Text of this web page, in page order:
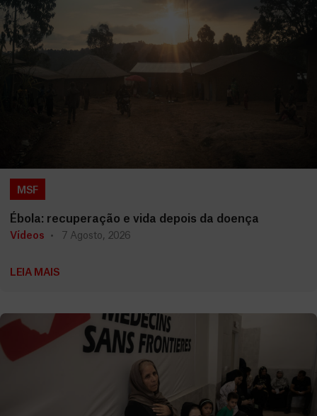
MSF
Ébola: recuperação e vida depois da doença
Vídeos 7 Agosto, 2026
LEIA MAIS